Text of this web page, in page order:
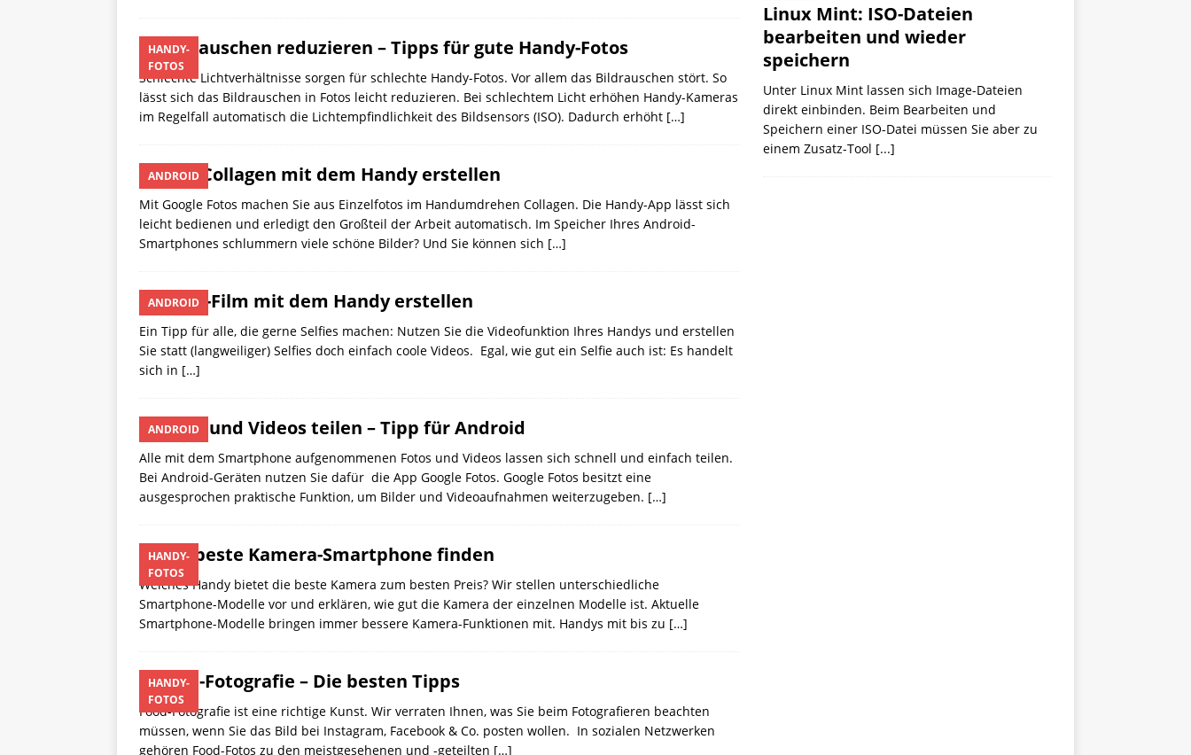
HANDY-
FOTOS
Bildrauschen reduzieren – Tipps für gute Handy-Fotos
Schlechte Lichtverhältnisse sorgen für schlechte Handy-Fotos. Vor allem das Bildrauschen stört. So
lässt sich das Bildrauschen in Fotos leicht reduzieren. Bei schlechtem Licht erhöhen Handy-Kameras
im Regelfall automatisch die Lichtempfindlichkeit des Bildsensors (ISO). Dadurch erhöht […]
ANDROID
Foto-Collagen mit dem Handy erstellen
Mit Google Fotos machen Sie aus Einzelfotos im Handumdrehen Collagen. Die Handy-App lässt sich
leicht bedienen und erledigt den Großteil der Arbeit automatisch. Im Speicher Ihres Android-
Smartphones schlummern viele schöne Bilder? Und Sie können sich […]
ANDROID
Selfie-Film mit dem Handy erstellen
Ein Tipp für alle, die gerne Selfies machen: Nutzen Sie die Videofunktion Ihres Handys und erstellen
Sie statt (langweiliger) Selfies doch einfach coole Videos. Egal, wie gut ein Selfie auch ist: Es handelt
sich in […]
ANDROID
Fotos und Videos teilen – Tipp für Android
Alle mit dem Smartphone aufgenommenen Fotos und Videos lassen sich schnell und einfach teilen.
Bei Android-Geräten nutzen Sie dafür die App Google Fotos. Google Fotos besitzt eine
ausgesprochen praktische Funktion, um Bilder und Videoaufnahmen weiterzugeben. […]
HANDY-
FOTOS
Das beste Kamera-Smartphone finden
Welches Handy bietet die beste Kamera zum besten Preis? Wir stellen unterschiedliche
Smartphone-Modelle vor und erklären, wie gut die Kamera der einzelnen Modelle ist. Aktuelle
Smartphone-Modelle bringen immer bessere Kamera-Funktionen mit. Handys mit bis zu […]
HANDY-
FOTOS
Food-Fotografie – Die besten Tipps
Food-Fotografie ist eine richtige Kunst. Wir verraten Ihnen, was Sie beim Fotografieren beachten
müssen, wenn Sie das Bild bei Instagram, Facebook & Co. posten wollen. In sozialen Netzwerken
gehören Food-Fotos zu den meistgesehenen und -geteilten […]
Linux Mint: ISO-Dateien
bearbeiten und wieder
speichern
Unter Linux Mint lassen sich Image-Dateien
direkt einbinden. Beim Bearbeiten und
Speichern einer ISO-Datei müssen Sie aber zu
einem Zusatz-Tool [...]